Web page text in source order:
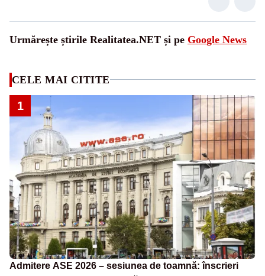
Urmărește știrile Realitatea.NET și pe Google News
CELE MAI CITITE
1
Admitere ASE 2026 – sesiunea de toamnă: înscrieri